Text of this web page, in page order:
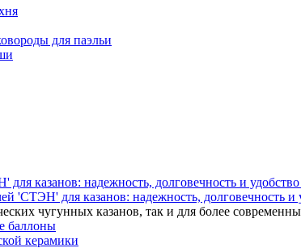
для паэльи
'СТЭН' для казанов: надежность, долговечность и
чугунных казанов, так и для более
баллоны
керамики